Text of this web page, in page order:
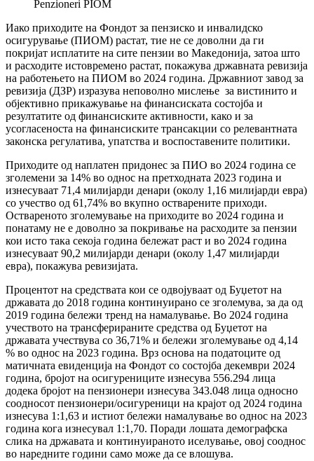
Penzioneri PIOM
Иако приходите на Фондот за пензиско и инвалидско
осигурување (ПИОМ) растат, тие не се доволни да ги
покријат исплатите на сите пензии во Македонија, затоа што
и расходите истовремено растат, покажува државната ревизија
на работењето на ПИОМ во 2024 година. Државниот завод за
ревизија (ДЗР) изразува неповолно мислење за вистинито и
објективно прикажување на финансиската состојба и
резултатите од финансиските активности, како и за
усогласеноста на финансиските трансакции со релевантната
законска регулатива, упатства и воспоставените политики.
Приходите од наплатен придонес за ПИО во 2024 година се
зголемени за 14% во однос на претходната 2023 година и
изнесуваат 71,4 милијарди денари (околу 1,16 милијарди евра)
со учество од 61,74% во вкупно остварените приходи.
Оствареното зголемување на приходите во 2024 година и
понатаму не е доволно за покривање на расходите за пензии
кои исто така секоја година бележат раст и во 2024 година
изнесуваат 90,2 милијарди денари (околу 1,47 милијарди
евра), покажува ревизијата.
Процентот на средствата кои се одвојуваат од Буџетот на
државата до 2018 година континуирано се зголемува, за да од
2019 година бележи тренд на намалување. Во 2024 година
учеството на трансферираните средства од Буџетот на
државата учествува со 36,71% и бележи зголемување од 4,14
% во однос на 2023 година. Врз основа на податоците од
матичната евиденција на Фондот со состојба декември 2024
година, бројот на осигурениците изнесува 556.294 лица
додека бројот на пензионери изнесува 343.048 лица односно
соодносот пензионери/осигуреници на крајот од 2024 година
изнесува 1:1,63 и истиот бележи намалување во однос на 2023
година кога изнесувал 1:1,70. Поради лошата демографска
слика на државата и континуираното иселување, овој сооднос
во наредните години само може да се влошува.